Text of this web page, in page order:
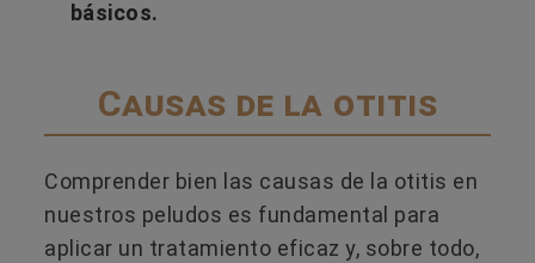
básicos.
Causas de la otitis
Comprender bien las causas de la otitis en
nuestros peludos es fundamental para
aplicar un tratamiento eficaz y, sobre todo,